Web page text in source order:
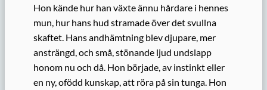
Hon kände hur han växte ännu hårdare i hennes
mun, hur hans hud stramade över det svullna
skaftet. Hans andhämtning blev djupare, mer
ansträngd, och små, stönande ljud undslapp
honom nu och då. Hon började, av instinkt eller
en ny, ofödd kunskap, att röra på sin tunga. Hon